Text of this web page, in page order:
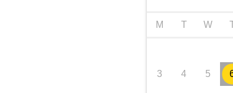
M T W
3 4 5